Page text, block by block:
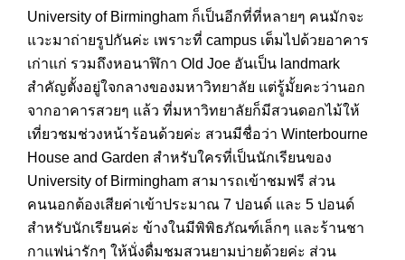
University of Birmingham ก็เป็นอีกที่ที่หลายๆ คนมักจะ
แวะมาถ่ายรูปกันค่ะ เพราะที่ campus เต็มไปด้วยอาคาร
เก่าแก่ รวมถึงหอนาฬิกา Old Joe อันเป็น landmark
สำคัญตั้งอยู่ใจกลางของมหาวิทยาลัย แต่รู้มั้ยคะว่านอก
จากอาคารสวยๆ แล้ว ที่มหาวิทยาลัยก็มีสวนดอกไม้ให้
เที่ยวชมช่วงหน้าร้อนด้วยค่ะ สวนมีชื่อว่า Winterbourne
House and Garden สำหรับใครที่เป็นนักเรียนของ
University of Birmingham สามารถเข้าชมฟรี ส่วน
คนนอกต้องเสียค่าเข้าประมาณ 7 ปอนด์ และ 5 ปอนด์
สำหรับนักเรียนค่ะ ข้างในมีพิพิธภัณฑ์เล็กๆ และร้านชา
กาแฟน่ารักๆ ให้นั่งดื่มชมสวนยามบ่ายด้วยค่ะ ส่วน